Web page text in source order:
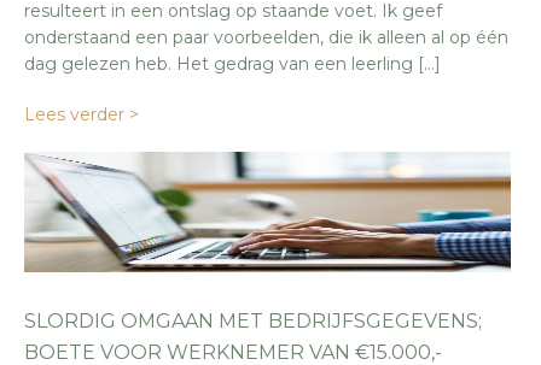
resulteert in een ontslag op staande voet. Ik geef
onderstaand een paar voorbeelden, die ik alleen al op één
dag gelezen heb. Het gedrag van een leerling […]
Lees verder >
SLORDIG OMGAAN MET BEDRIJFSGEGEVENS;
BOETE VOOR WERKNEMER VAN €15.000,-